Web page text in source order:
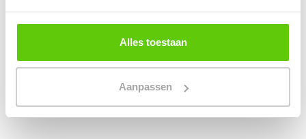
Alles toestaan
Aanpassen
een offerte. Bij vragen over de mogelijkheden
kun je uiteraard ook telefonisch contact met ons
opnemen. Wij verzorgen graag de catering van je